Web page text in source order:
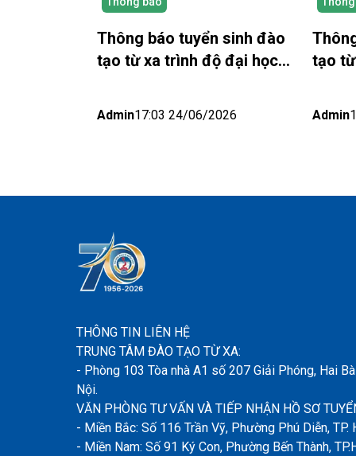
Thông báo tuyển sinh đào
tạo từ xa trình độ đại học
khu vực thành phố Hồ Chí
Admin17:03 24/06/2026
tạo
Khu
Admin
THÔNG TIN LIÊN HỆ
TRUNG TÂM ĐÀO TẠO TỪ XA:
- Phòng 103 Tòa nhà A1 số 207 Giải Phóng, Hai
Nội.
VĂN PHÒNG TƯ VẤN VÀ TIẾP NHẬN HỒ SƠ
- Miền Bắc: Số 116 Trần Vỹ, Phường Phú Diễn, TP.
- Miền Nam: Số 91 Ký Con, Phường Bến Thành,